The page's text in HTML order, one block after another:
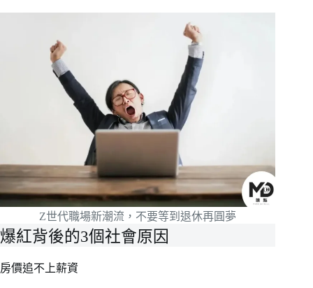
Z世代職場新潮流，不要等到退休再圓夢
爆紅背後的3個社會原因
房價追不上薪資